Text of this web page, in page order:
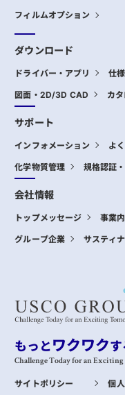
もっとワクワク
Challenge Today for an
サイトポリシー 個
フィルムオプション
ダウンロード
ドライバー・アプリ 仕
図面・2D/3D CAD カ
サポート
インフォメーション よ
化学物質管理 規格認証
会社情報
トップメッセージ 事業
グループ企業 サスティ